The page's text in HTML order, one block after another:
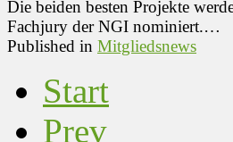
Die beiden besten Projekte
Fachjury der NGI nominiert.…
Published in Mitgliedsnews
Start
Prev